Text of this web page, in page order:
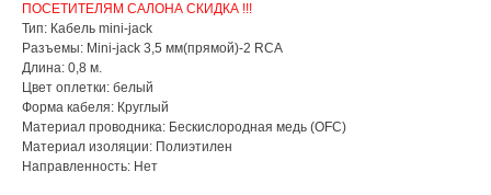
ПОСЕТИТЕЛЯМ САЛОНА СКИДКА !!!
Тип: Кабель mini-jack
Разъемы: Mini-jack 3,5 мм(прямой)-2 RCA
Длина: 0,8 м.
Цвет оплетки: белый
Форма кабеля: Круглый
Материал проводника: Бескислородная медь (OFC)
Материал изоляции: Полиэтилен
Направленность: Нет